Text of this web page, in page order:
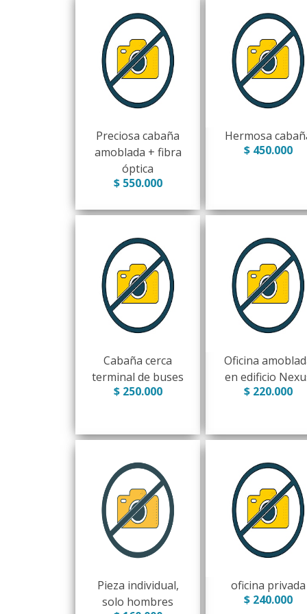
Preciosa cabaña
amoblada + fibra
óptica
$ 550.000
Hermosa
$ 450.000
Cabaña cerca
terminal de buses
$ 250.000
Oficina
en edificio
$ 220.000
Pieza individual,
solo hombres
oficina privada
$ 240.000